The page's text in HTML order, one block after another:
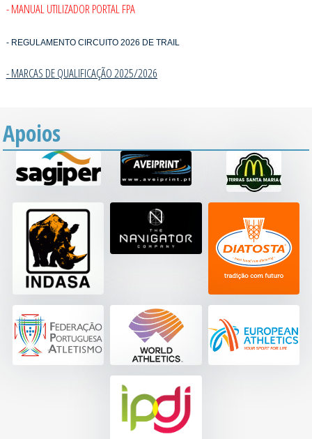
- MANUAL UTILIZADOR PORTAL FPA
- REGULAMENTO CIRCUITO 2026 DE TRAIL
- MARCAS DE QUALIFICAÇÃO 2025/2026
Apoios